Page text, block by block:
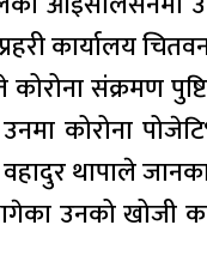
कार्यालय
कोरोना संक्रमण
कोरोना
थापाले
उनको खोजी